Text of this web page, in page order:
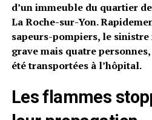
d’un immeuble du quartier
La Roche-sur-Yon.
sapeurs-pompiers, le sinistre
grave mais quatre
été transportées à l’hôpital.
Les flammes